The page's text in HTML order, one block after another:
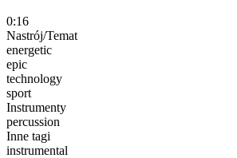
0:16
Nastrój/Temat
energetic
epic
technology
sport
Instrumenty
percussion
Inne tagi
instrumental